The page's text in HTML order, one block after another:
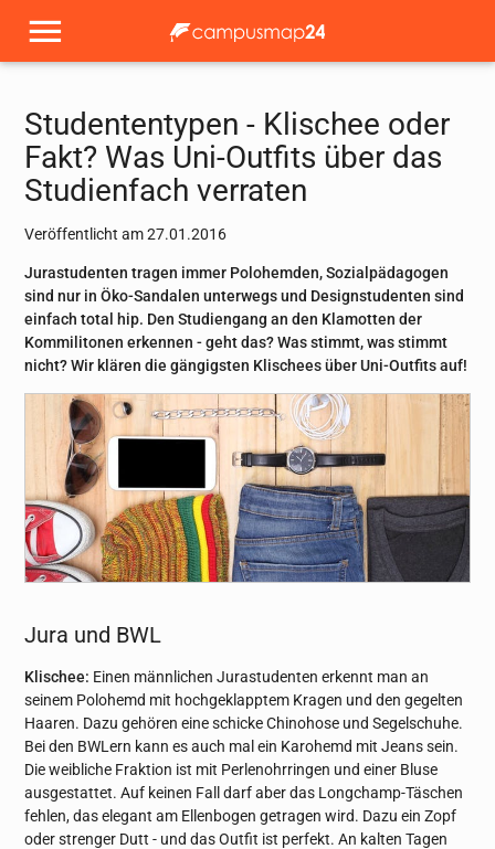
Studententypen - Klischee oder
Fakt? Was Uni-Outfits über das
Studienfach verraten
Veröffentlicht am 27.01.2016
Jurastudenten tragen immer Polohemden, Sozialpädagogen
sind nur in Öko-Sandalen unterwegs und Designstudenten sind
einfach total hip. Den Studiengang an den Klamotten der
Kommilitonen erkennen - geht das? Was stimmt, was stimmt
nicht? Wir klären die gängigsten Klischees über Uni-Outfits auf!
Jura und BWL
Klischee: Einen männlichen Jurastudenten erkennt man an
seinem Polohemd mit hochgeklapptem Kragen und den gegelten
Haaren. Dazu gehören eine schicke Chinohose und Segelschuhe.
Bei den BWLern kann es auch mal ein Karohemd mit Jeans sein.
Die weibliche Fraktion ist mit Perlenohrringen und einer Bluse
ausgestattet. Auf keinen Fall darf aber das Longchamp-Täschen
fehlen, das elegant am Ellenbogen getragen wird. Dazu ein Zopf
oder strenger Dutt - und das Outfit ist perfekt. An kalten Tagen